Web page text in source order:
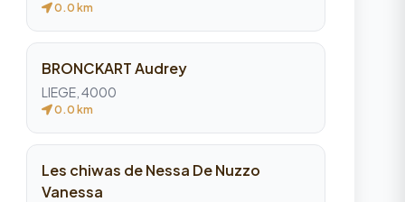
0.0 km
BRONCKART Audrey
LIEGE, 4000
0.0 km
Les chiwas de Nessa De Nuzzo
Vanessa